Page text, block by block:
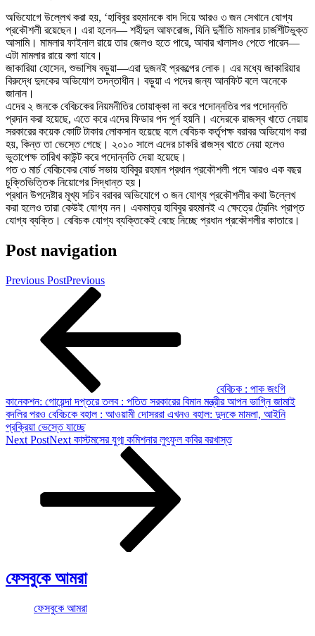
অভিযোগে উল্লেখ করা হয়, ‘হাবিবুর রহমানকে বাদ দিয়ে আরও ৩ জন সেখানে যোগ্য
প্রকৌশলী রয়েছেন। এরা হলেন— শহীদুল আফরোজ, যিনি দুর্নীতি মামলার চার্জশীটভুক্ত
আসামি। মামলার ফাইনাল রায়ে তার জেলও হতে পারে, আবার খালাসও পেতে পারেন—
এটা মামলার রায়ে বলা যাবে।
জাকারিয়া হোসেন, শুভাশিষ বড়ুয়া—এরা দুজনই প্রকল্পের লোক। এর মধ্যে জাকারিয়ার
বিরুদ্ধে দুদকের অভিযোগ তদন্তাধীন। বড়ুয়া এ পদের জন্য আনফিট বলে অনেকে
জানান।
এদের ২ জনকে বেবিচকের নিয়মনীতির তোয়াক্কা না করে পদোন্নতির পর পদোন্নতি
প্রদান করা হয়েছে, এতে করে এদের ফিডার পদ পূর্ন হয়নি। এদেরকে রাজস্ব খাতে নেয়ায়
সরকারের কয়েক কোটি টাকার লোকসান হয়েছে বলে বেবিচক কর্তৃপক্ষ বরাবর অভিযোগ করা
হয়, কিন্ত তা ভেস্তে গেছে। ২০১০ সালে এদের চাকরি রাজস্ব খাতে নেয়া হলেও
ভুতাপেক্ষ তারিখ কাউন্ট করে পদোন্নতি দেয়া হয়েছে।
গত ৩ মার্চ বেবিচকের বোর্ড সভায় হাবিবুর রহমান প্রধান প্রকৌশলী পদে আরও এক বছর
চুক্তিভিত্তিক নিয়োগের সিদ্ধান্ত হয়।
প্রধান উপদেষ্টার মূখ্য সচিব বরাবর অভিযোগে ৩ জন যোগ্য প্রকৌশলীর কথা উল্লেখ
করা হলেও তারা কেউই যোগ্য নন। একমাত্র হাবিবুর রহমানই এ ক্ষেত্রে ট্রেনিং প্রাপ্ত
যোগ্য ব্যক্তি। বেবিচক যোগ্য ব্যক্তিকেই বেছে নিচ্ছে প্রধান প্রকৌশলীর কাতারে।
Post navigation
Previous PostPrevious
বেবিচক : পাক জংগি
কানেকশন: গোয়েন্দা দপ্তরে তলব : পতিত সরকারের বিমান মন্ত্রীর আপন ভাগ্নি জামাই
বদলির পরও বেবিচকে বহাল : আওয়ামী দোসররা এখনও বহাল: দুদকে মামলা, আইনি
প্রক্রিয়া ভেস্তে যাচ্ছে
Next PostNext কাস্টমসের যুগ্ম কমিশনার লুৎফুল কবির বরখাস্ত
ফেসবুকে আমরা
ফেসবুকে আমরা